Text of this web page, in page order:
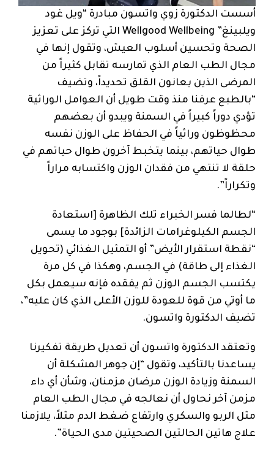
أسست الدكتورة زوي واتسون مبادرة “ويل غود
ويلبينغ” Wellgood Wellbeing التي تركز على تعزيز
الصحة وتحسين أسلوب العيش، وتقول إنها في
مجال الطب العام الذي تمارسه تقابل كثيراً من
المرضى الذين يعانون القلق تحديداً، وتضيف
“بالطبع عرفنا منذ وقت طويل أن العوامل الوراثية
تؤدي دوراً كبيراً في السمنة ويبدو أن بعضهم
محظوظون وراثياً في الحفاظ على الوزن نفسه
طوال حياتهم، بينما يتخبط آخرون طوال حياتهم في
حلقة لا تنتهي من فقدان الوزن واكتسابه مراراً
وتكراراً”.
“لطالما فسر الخبراء تلك الظاهرة [استعادة
الجسم الكيلوغرامات الزائدة] بوجود ما يسمى
“نقطة استقرار الأيض” أو التمثيل الغذائي (تحويل
الغذاء إلى طاقة) في الجسم، وهكذا في كل مرة
يكتسب الجسم الوزن ثم يفقده فإنه سيعمل بكل
ما أوتي من قوة للعودة للوزن الأعلى الذي كان عليه”،
تضيف الدكتورة واتسون.
وتعتقد الدكتورة واتسون أن تعديل طريقة تفكيرنا
يساعدنا بالتأكيد، وتقول “إن جوهر المشكلة أن
السمنة وزيادة الوزن مرضان مزمنان، وشأن أي داء
مزمن آخر نحاول أن نعالجه في مجال الطب العام
مثل الربو والسكري وارتفاع ضغط الدم مثلاً، يلازمنا
علاج هاتين الحالتين الصحيتين مدى الحياة”.